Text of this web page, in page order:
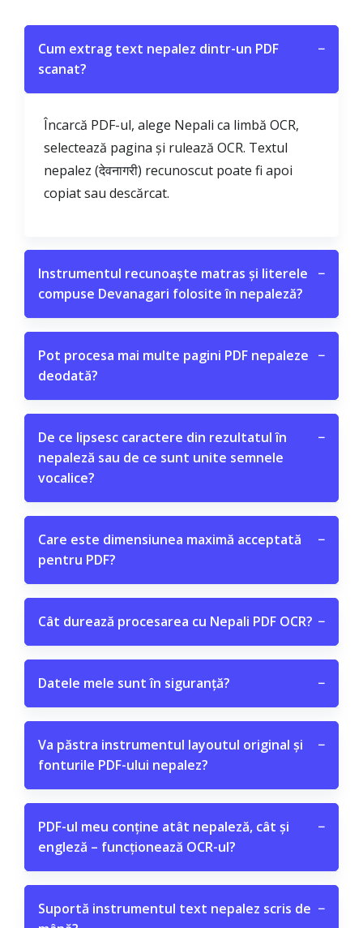
Cum extrag text nepalez dintr-un PDF
scanat?
−
Încarcă PDF-ul, alege Nepali ca limbă OCR,
selectează pagina și rulează OCR. Textul
nepalez (देवनागरी) recunoscut poate fi apoi
copiat sau descărcat.
Instrumentul recunoaște matras și literele
compuse Devanagari folosite în nepaleză?
−
Pot procesa mai multe pagini PDF nepaleze
deodată?
−
De ce lipsesc caractere din rezultatul în
nepaleză sau de ce sunt unite semnele
vocalice?
−
Care este dimensiunea maximă acceptată
pentru PDF?
−
Cât durează procesarea cu Nepali PDF OCR? −
Datele mele sunt în siguranță? −
Va păstra instrumentul layoutul original și
fonturile PDF-ului nepalez?
−
PDF-ul meu conține atât nepaleză, cât și
engleză – funcționează OCR-ul?
−
Suportă instrumentul text nepalez scris de −